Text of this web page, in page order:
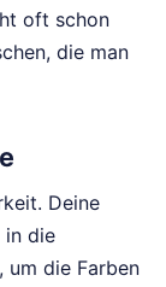
oft schon
die man
Deine
in die
um die Farben